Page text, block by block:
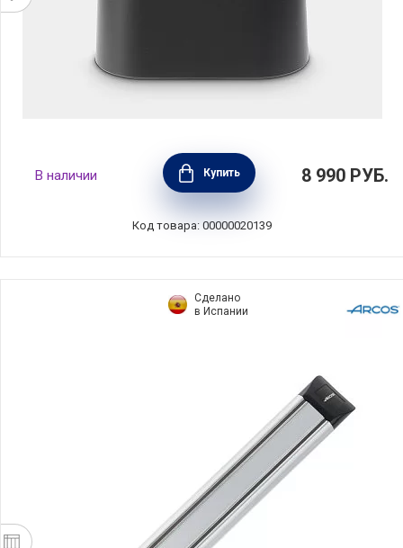
Подставка для кухонных ножей, высота
23см, цвет темно-серый, Brabantia, Бельгия,
129889
В наличии Купить 8 990 РУБ.
Код товара: 00000020139
Сделано
в Испании